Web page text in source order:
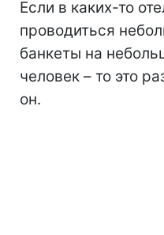
Если в каких-то
проводиться
банкеты на
человек – то это
он.